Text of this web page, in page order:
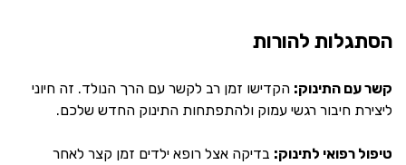
הסתגלות להורות
קשר עם התינוק: הקדישו זמן רב לקשר עם הרך הנולד. זה חיוני
ליצירת חיבור רגשי עמוק ולהתפתחות התינוק החדש שלכם.
טיפול רפואי לתינוק: בדיקה אצל רופא ילדים זמן קצר לאחר